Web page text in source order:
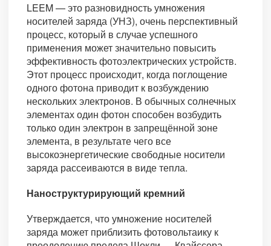
LEEM — это разновидность умножения
носителей заряда (УНЗ), очень перспективный
процесс, который в случае успешного
применения может значительно повысить
эффективность фотоэлектрических устройств.
Этот процесс происходит, когда поглощение
одного фотона приводит к возбуждению
нескольких электронов. В обычных солнечных
элементах один фотон способен возбудить
только один электрон в запрещённой зоне
элемента, в результате чего все
высокоэнергетические свободные носители
заряда рассеиваются в виде тепла.
Наноструктурирующий кремний
Утверждается, что умножение носителей
заряда может приблизить фотовольтаику к